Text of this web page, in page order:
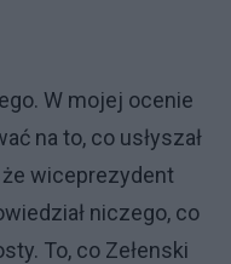
W mojej ocenie
na to, co usłyszał
że wiceprezydent
niczego, co
To, co Zełenski